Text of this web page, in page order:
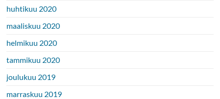
huhtikuu 2020
maaliskuu 2020
helmikuu 2020
tammikuu 2020
joulukuu 2019
marraskuu 2019